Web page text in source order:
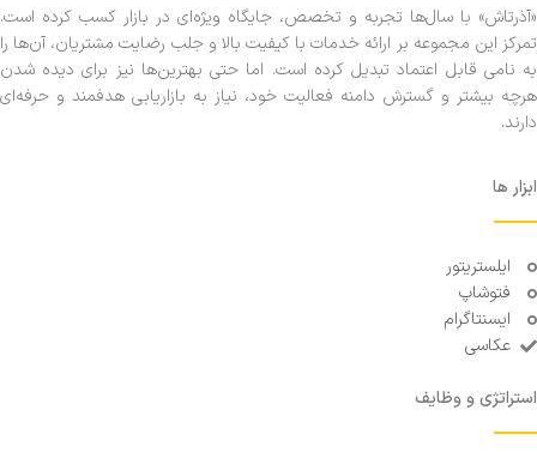
«آذرتاش» با سال‌ها تجربه و تخصص، جایگاه ویژه‌ای در بازار کسب کرده است.
تمرکز این مجموعه بر ارائه خدمات با کیفیت بالا و جلب رضایت مشتریان، آن‌ها را
به نامی قابل اعتماد تبدیل کرده است. اما حتی بهترین‌ها نیز برای دیده شدن
هرچه بیشتر و گسترش دامنه فعالیت خود، نیاز به بازاریابی هدفمند و حرفه‌ای
دارند.
ابزار ها
ایلستریتور
فتوشاپ
ایسنتاگرام
عکاسی
استراتژی و وظایف